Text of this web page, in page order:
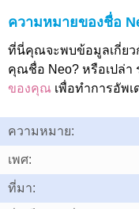
ความหมายของชื่อ
ที่นี่คุณจะพบข้อมูลเกี่ย
คุณชื่อ Neo? หรือเปล่า
ของคุณ เพื่อทำการอัพ
ความหมาย:
เพศ:
ที่มา: